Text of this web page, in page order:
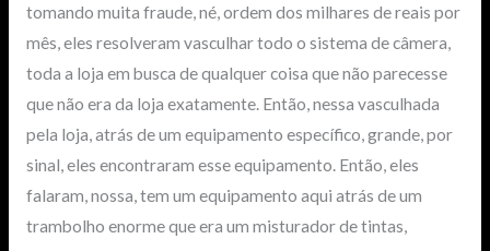
tomando muita fraude, né, ordem dos milhares de reais por
mês, eles resolveram vasculhar todo o sistema de câmera,
toda a loja em busca de qualquer coisa que não parecesse
que não era da loja exatamente. Então, nessa vasculhada
pela loja, atrás de um equipamento específico, grande, por
sinal, eles encontraram esse equipamento. Então, eles
falaram, nossa, tem um equipamento aqui atrás de um
trambolho enorme que era um misturador de tintas,